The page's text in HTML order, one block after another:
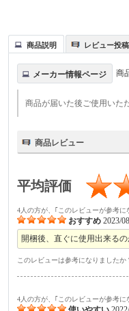
商品説明 レビュー投
メーカー情報ページ 商
商品が届いた後ご使用いた
商品レビュー
平均評価
4人の方が、｢このレビューが参考に
おすすめ 2023/
開梱後、直ぐに使用出来るの
このレビューは参考になりましたか
4人の方が、｢このレビューが参考に